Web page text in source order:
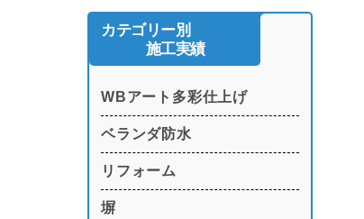
カテゴリー別
施工実績
WBアート多彩仕上げ
ベランダ防水
リフォーム
塀